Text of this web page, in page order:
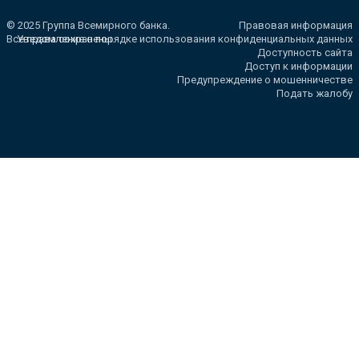
© 2025 Группа Всемирного банка.
Все права сохранены.
Правовая информация
Уведомление о порядке использования конфиденциальных данных
Доступность сайта
Доступ к информации
Предупреждение о мошенничестве
Подать жалобу